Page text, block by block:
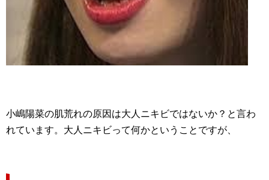
小嶋陽菜の肌荒れの原因は大人ニキビではないか？と言わ
れています。大人ニキビって何かということですが、